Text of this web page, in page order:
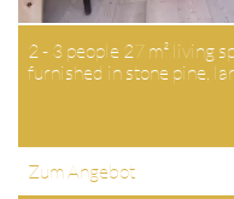
2 - 3 people 27 m² living
furnished in stone pine,
Zum Angebot